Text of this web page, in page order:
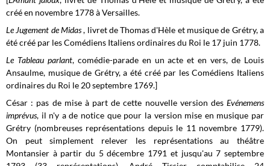
créé en novembre 1778 à Versailles.
Le Jugement de Midas, livret de Thomas d'Hèle et musique de Grétry, a
été créé par les Comédiens Italiens ordinaires du Roi le 17 juin 1778.
Le Tableau parlant, comédie-parade en un acte et en vers, de Louis
Ansaulme, musique de Grétry, a été créé par les Comédiens Italiens
ordinaires du Roi le 20 septembre 1769.]
César : pas de mise à part de cette nouvelle version des Evénemens
imprévus, il n'y a de notice que pour la version mise en musique par
Grétry (nombreuses représentations depuis le 11 novembre 1779).
On peut simplement relever les représentations au théâtre
Montansier à partir du 5 décembre 1791 et jusqu'au 7 septembre